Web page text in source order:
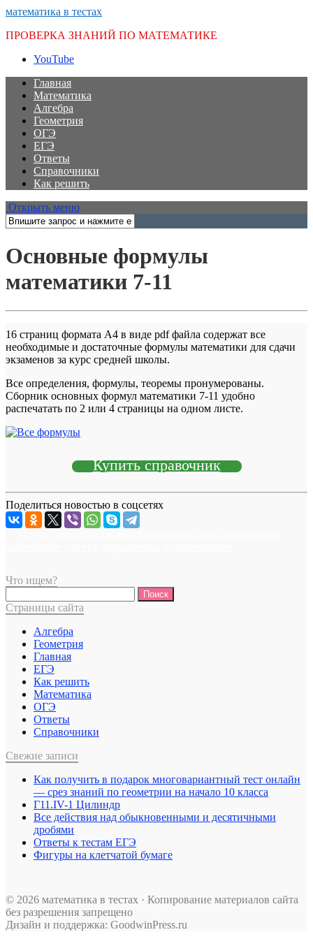
математика в тестах
ПРОВЕРКА ЗНАНИЙ ПО МАТЕМАТИКЕ
YouTube
Главная
Математика
Алгебра
Геометрия
ОГЭ
ЕГЭ
Ответы
Справочники
Как решить
Открыть меню
Основные формулы
математики 7-11
16 страниц формата А4 в виде pdf файла содержат все
необходимые и достаточные формулы математики для сдачи
экзаменов за курс средней школы.
Все определения, формулы, теоремы пронумерованы.
Сборник основных формул математики 7-11 удобно
распечатать по 2 или 4 страницы на одном листе.
Купить справочник
Поделиться новостью в соцсетях
Что ищем?
Страницы сайта
Алгебра
Геометрия
Главная
ЕГЭ
Как решить
Математика
ОГЭ
Ответы
Справочники
Свежие записи
Как получить в подарок многовариантный тест онлайн
— срез знаний по геометрии на начало 10 класса
Г11.IV-1 Цилиндр
Все действия над обыкновенными и десятичными
дробями
Ответы к тестам ЕГЭ
Фигуры на клетчатой бумаге
© 2026 математика в тестах · Копирование материалов сайта
без разрешения запрещено
Дизайн и поддержка: GoodwinPress.ru